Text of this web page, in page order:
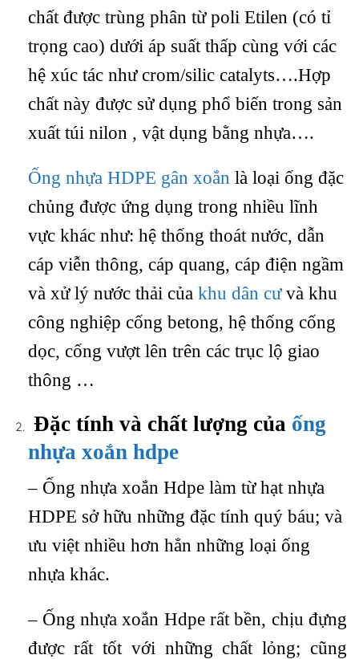
chất được trùng phân từ poli Etilen (có tỉ
trọng cao) dưới áp suất thấp cùng với các
hệ xúc tác như crom/silic catalyts….Hợp
chất này được sử dụng phổ biến trong sản
xuất túi nilon , vật dụng bằng nhựa….
Ống nhựa HDPE gân xoắn là loại ống đặc
chủng được ứng dụng trong nhiều lĩnh
vực khác như: hệ thống thoát nước, dẫn
cáp viễn thông, cáp quang, cáp điện ngầm
và xử lý nước thải của khu dân cưvà khu
công nghiệp cống betong, hệ thống cống
dọc, cống vượt lên trên các trục lộ giao
thông …
Đặc tính và chất lượng của ống
nhựa xoắn hdpe
– Ống nhựa xoắn Hdpe làm từ hạt nhựa
HDPE sở hữu những đặc tính quý báu; và
ưu việt nhiều hơn hẳn những loại ống
nhựa khác.
– Ống nhựa xoắn Hdpe rất bền, chịu đựng
được rất tốt với những chất lỏng; cũng